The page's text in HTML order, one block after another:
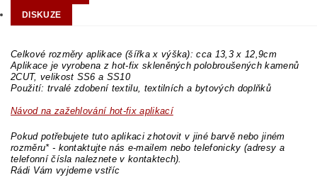
DISKUZE
Celkové rozměry aplikace (šířka x výška): cca 13,3 x 12,9cm
Aplikace je vyrobena z hot-fix skleněných polobroušených kamenů
2CUT, velikost SS6 a SS10
Použití: trvalé zdobení textilu, textilních a bytových doplňků
Návod na zažehlování hot-fix aplikací
Pokud potřebujete tuto aplikaci zhotovit v jiné barvě nebo jiném
rozměru* - kontaktujte nás e-mailem nebo telefonicky (adresy a
telefonní čísla naleznete v kontaktech).
Rádi Vám vyjdeme vstříc